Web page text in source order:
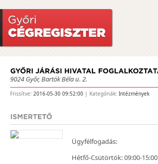
9024 Győr, Bartók Béla u. 2.
Frissítve: 2016-05-30 09:52:00 | Kategóriák: Intézmények
Ügyfélfogadás:
Hétfő-Csütörtök: 09:00-15:00